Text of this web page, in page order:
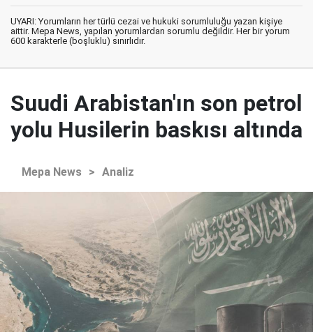
UYARI: Yorumların her türlü cezai ve hukuki sorumluluğu yazan kişiye
aittir. Mepa News, yapılan yorumlardan sorumlu değildir. Her bir yorum
600 karakterle (boşluklu) sınırlıdır.
Suudi Arabistan'ın son petrol
yolu Husilerin baskısı altında
Mepa News > Analiz